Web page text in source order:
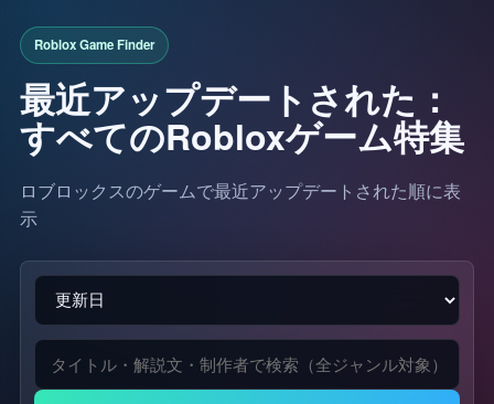
最近アップデートされた：
すべてのRobloxゲーム特集
ロブロックスのゲームで最近アップデートされた順に表
示